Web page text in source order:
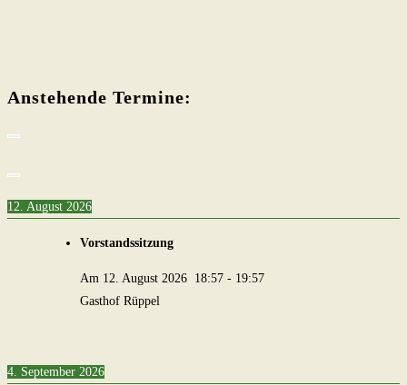
Anstehende Termine:
12. August 2026
Vorstandssitzung
Am 12. August 2026 18:57 - 19:57
Gasthof Rüppel
4. September 2026